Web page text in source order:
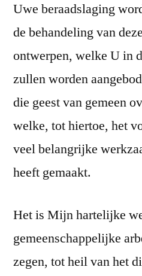
Uwe beraadslaging
de behandeling van
ontwerpen, welke U in
zullen worden
die geest van gemeen
welke, tot hiertoe, het
veel belangrijke
heeft gemaakt.
Het is Mijn hartelijke
gemeenschappelijke
zegen, tot heil van het